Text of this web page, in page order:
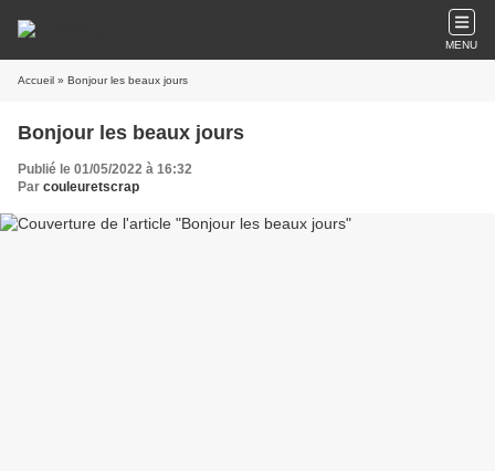
MENU
Accueil » Bonjour les beaux jours
Bonjour les beaux jours
Publié le 01/05/2022 à 16:32
Par couleuretscrap